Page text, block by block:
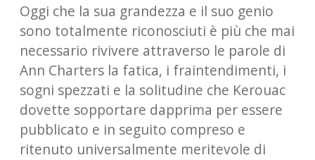
Oggi che la sua grandezza e il suo genio
sono totalmente riconosciuti è più che mai
necessario rivivere attraverso le parole di
Ann Charters la fatica, i fraintendimenti, i
sogni spezzati e la solitudine che Kerouac
dovette sopportare dapprima per essere
pubblicato e in seguito compreso e
ritenuto universalmente meritevole di